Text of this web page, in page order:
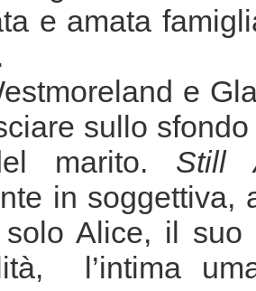
e amata
e
sullo
marito. Still
in soggettiva,
solo Alice, il
l’intima